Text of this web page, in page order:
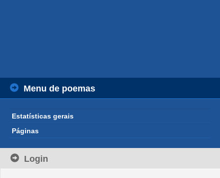
Menu de poemas
Estatísticas gerais
Páginas
Login